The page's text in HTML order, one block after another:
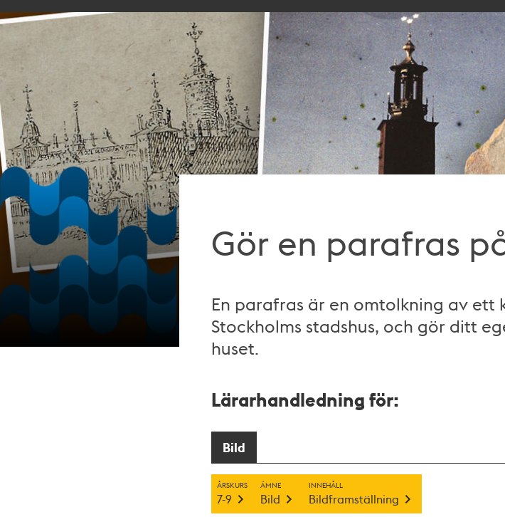
Gör en parafras
En parafras är en omtolkning av ett
Stockholms stadshus, och gör ditt
huset.
Lärarhandledning för:
Bild
ÅRSKURS
7-9
ÄMNE
Bild
INNEHÅLL
Bildframställning